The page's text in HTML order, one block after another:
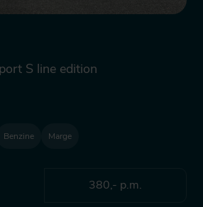
S line edition
Benzine Marge
380,- p.m.